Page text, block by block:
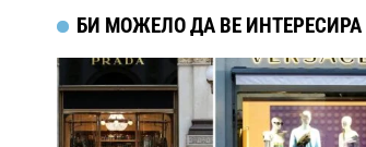
БИ МОЖЕЛО ДА ВЕ ИНТЕРЕСИРА